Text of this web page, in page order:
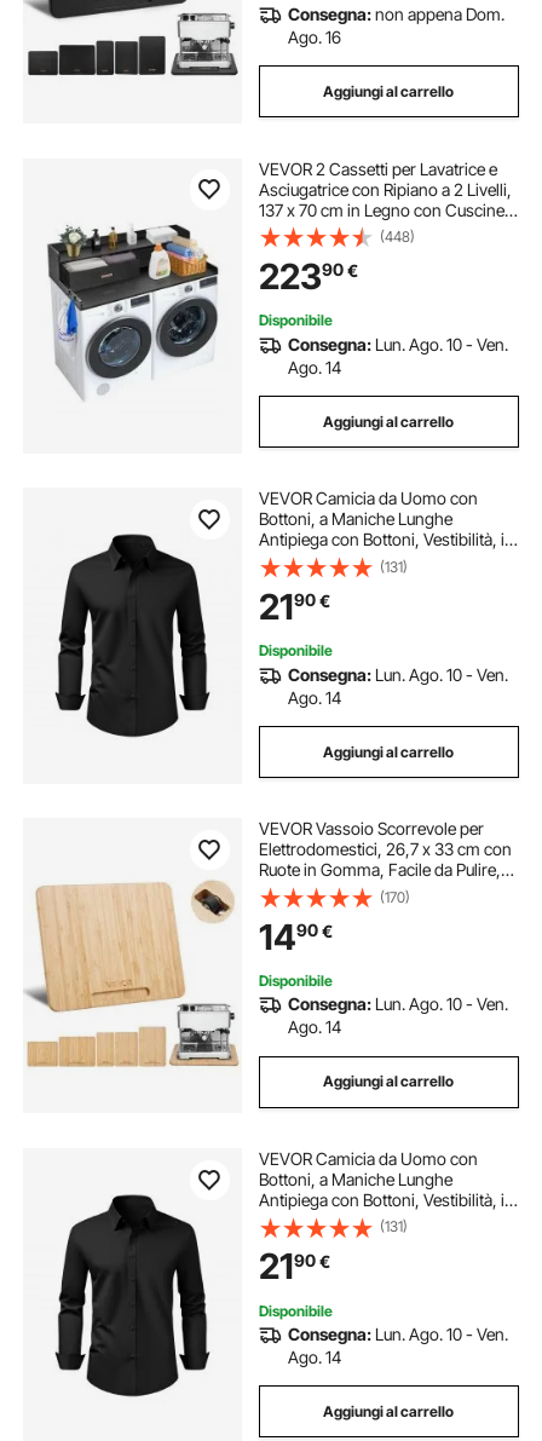
Consegna:non appena Dom.
Ago. 16
Aggiungi al carrello
VEVOR 2 Cassetti per Lavatrice e
Asciugatrice con Ripiano a 2 Livelli,
137 x 70 cm in Legno con Cuscinetti
Antiscivolo, Piano di Appoggio per
Lavanderia Resistente all'Acqua per
Organizzazione, Nero
(448)
22390€
Disponibile
Consegna: Lun. Ago. 10 - Ven.
Ago. 14
Aggiungi al carrello
VEVOR Camicia da Uomo con
Bottoni, a Maniche Lunghe
Antipiega con Bottoni, Vestibilità, in
Tessuto Morbido ed Elasticizzato
per Abbigliamento Casual o
Formale da Lavoro, Matrimonio,
Nero Taglia XL
(131)
2190€
Disponibile
Consegna: Lun. Ago. 10 - Ven.
Ago. 14
Aggiungi al carrello
VEVOR Vassoio Scorrevole per
Elettrodomestici, 26,7 x 33 cm con
Ruote in Gomma, Facile da Pulire,
Vassoio Scorrevole per Macchina
da Caffè Miscelatore da Cucina,
Piano di Lavoro, Colore Legno
(170)
1490€
Disponibile
Consegna: Lun. Ago. 10 - Ven.
Ago. 14
Aggiungi al carrello
VEVOR Camicia da Uomo con
Bottoni, a Maniche Lunghe
Antipiega con Bottoni, Vestibilità, in
Tessuto Morbido ed Elasticizzato
per Abbigliamento Casual o
Formale da Lavoro, Matrimonio,
Nero Taglia L
(131)
2190€
Disponibile
Consegna: Lun. Ago. 10 - Ven.
Ago. 14
Aggiungi al carrello